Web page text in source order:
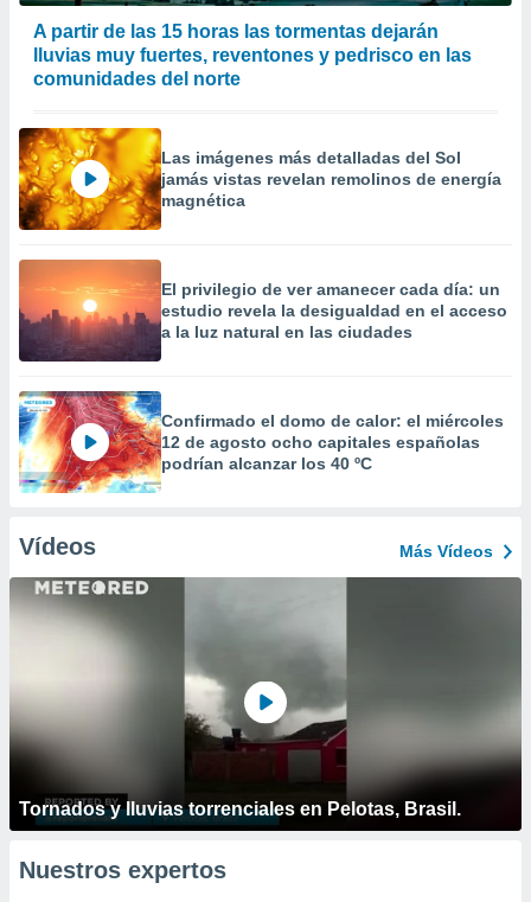
A partir de las 15 horas las tormentas dejarán
lluvias muy fuertes, reventones y pedrisco en las
comunidades del norte
Las imágenes más detalladas del Sol
jamás vistas revelan remolinos de energía
magnética
El privilegio de ver amanecer cada día: un
estudio revela la desigualdad en el acceso
a la luz natural en las ciudades
Confirmado el domo de calor: el miércoles
12 de agosto ocho capitales españolas
podrían alcanzar los 40 ºC
Vídeos Más Vídeos
Tornados y lluvias torrenciales en Pelotas, Brasil.
Nuestros expertos